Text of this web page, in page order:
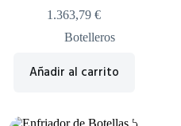
1.363,79€
Botelleros
Añadir al carrito